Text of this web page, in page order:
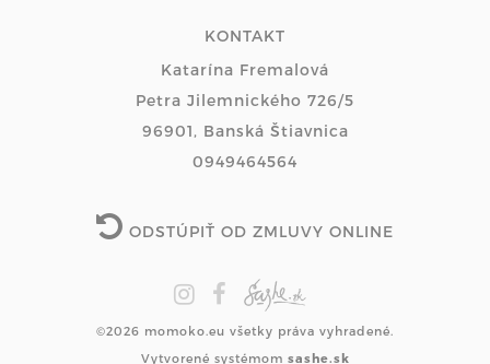
KONTAKT
Katarína Fremalová
Petra Jilemnického 726/5
96901, Banská Štiavnica
0949464564
ODSTÚPIŤ OD ZMLUVY ONLINE
©2026 momoko.eu všetky práva vyhradené.
Vytvorené systémom sashe.sk